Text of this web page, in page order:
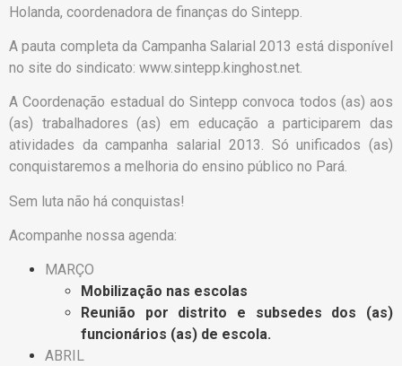
Holanda, coordenadora de finanças do Sintepp.
A pauta completa da Campanha Salarial 2013 está disponível
no site do sindicato: www.sintepp.kinghost.net.
A Coordenação estadual do Sintepp convoca todos (as) aos
(as) trabalhadores (as) em educação a participarem das
atividades da campanha salarial 2013. Só unificados (as)
conquistaremos a melhoria do ensino público no Pará.
Sem luta não há conquistas!
Acompanhe nossa agenda:
MARÇO
Mobilização nas escolas
Reunião por distrito e subsedes dos (as)
funcionários (as) de escola.
ABRIL